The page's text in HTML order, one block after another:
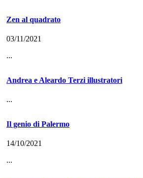
Zen al quadrato
03/11/2021
...
Andrea e Aleardo Terzi illustratori
...
Il genio di Palermo
14/10/2021
...